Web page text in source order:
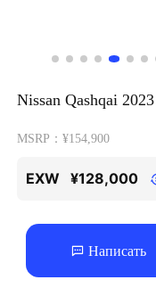
Nissan Qashqai
MSRP：¥154,900
EXW ¥128,000
Характеристики
Написать